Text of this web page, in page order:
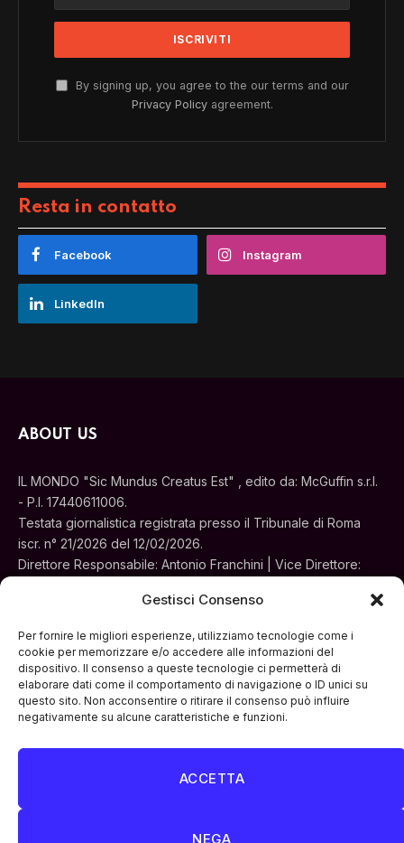
Gestisci Consenso
Per fornire le migliori esperienze, utilizziamo tecnologie come i
cookie per memorizzare e/o accedere alle informazioni del
dispositivo. Il consenso a queste tecnologie ci permetterà di
elaborare dati come il comportamento di navigazione o ID unici su
questo sito. Non acconsentire o ritirare il consenso può influire
negativamente su alcune caratteristiche e funzioni.
ACCETTA
NEGA
By signing up, you agree to the our terms and our
Privacy Policyagreement.
Resta in contatto
Facebook Instagram
LinkedIn
ABOUT US
IL MONDO "Sic Mundus Creatus Est" , edito da: McGuffin s.r.l.
- P.I. 17440611006.
Testata giornalistica registrata presso il Tribunale di Roma
iscr. n° 21/2026 del 12/02/2026.
Direttore Responsabile: Antonio Franchini | Vice Direttore:
Sede legale: Via Silvestri, 195 - Roma.
Cinemedia Srl
FacebookInstagram